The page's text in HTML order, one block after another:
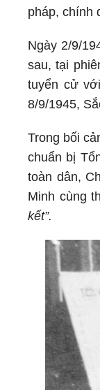
pháp, chính
Ngày 2/9/
sau, tại
tuyển cử
8/9/1945,
Trong bối
chuẩn bị
toàn dân,
Minh cùng
kết”.